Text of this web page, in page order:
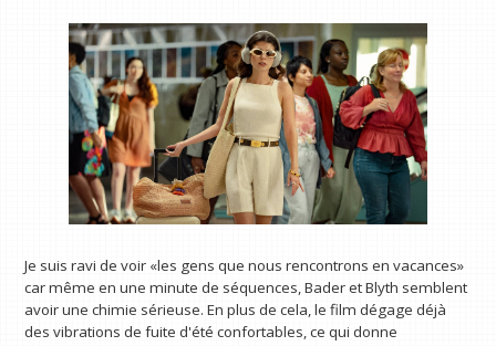
Je suis ravi de voir «les gens que nous rencontrons en vacances»
car même en une minute de séquences, Bader et Blyth semblent
avoir une chimie sérieuse. En plus de cela, le film dégage déjà
des vibrations de fuite d'été confortables, ce qui donne